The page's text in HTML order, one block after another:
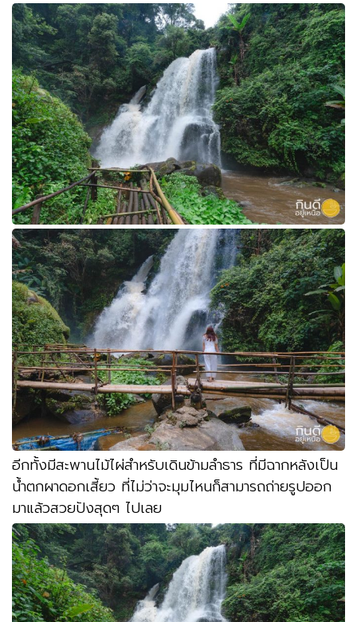
อีกทั้งมีสะพานไม้ไผ่สำหรับเดินข้ามลำธาร ที่มีฉากหลังเป็น
น้ำตกผาดอกเสี้ยว ที่ไม่ว่าจะมุมไหนก็สามารถถ่ายรูปออก
มาแล้วสวยปังสุดๆ ไปเลย